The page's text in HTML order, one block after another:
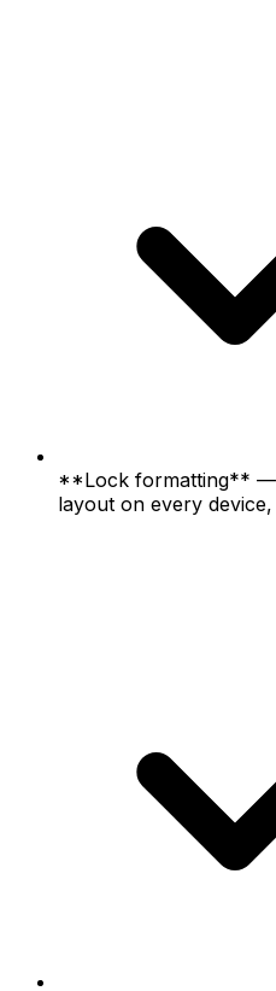
**Lock formatting** —
layout on every